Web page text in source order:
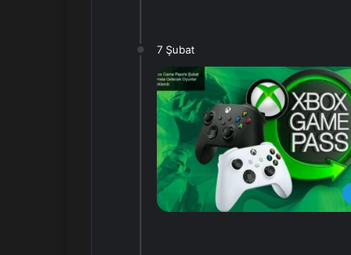
7 Şubat